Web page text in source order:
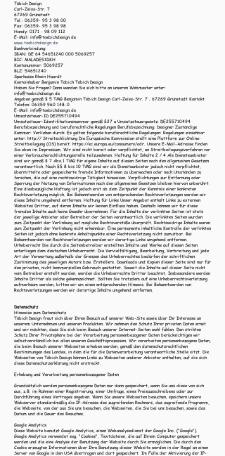
Töbich Design
Carl-Zeiss-Str. 7
67269 Grünstadt
Tel.: 06359- 95 3 98 00
Fax: 06359- 95 3 98 98
Handy: 0171 - 98 09 112
E-Mail: info@toebichdesign.de
www.toebichdesign.de
Bankverbindung:
IBAN: DE 64 54651240 000 5069257
BIC: MALADE51DKH
Kontonummer: 5069257
BLZ: 54651240
Sparkasse Rhein Haardt
Kontoinhaber Benjamin Töbich Töbich Design
Haben Sie Fragen? Dann wenden Sie sich bitte an unseren Webmaster unter:
info@toebichdesign.de
Angaben gemäß § 5 TMG Benjamin Töbich Design Carl-Zeiss-Str. 7 , 67269 Grünstadt Kontakt
Telefon: 06359 960 148-0
E-Mail: info@toebichdesign.de
Umsatzsteuer-ID DE255710494
Umsatzsteuer-Identifikationsnummer gemäß §27 a Umsatzsteuergesetz: DE255710494
Berufsbezeichnung und berufsrechtliche Regelungen Berufsbezeichnung: Designer Zuständige
Kammer: Verliehen durch: Es gelten folgende berufsrechtliche Regelungen: Regelungen einsehbar
unter: http:// Streitschlichtung Die Europäische Kommission stellt eine Plattform zur Online-
Streitbeilegung (OS) bereit: https://ec.europa.eu/consumers/odr.
Unsere E-Mail-Adresse finden
Sie oben im Impressum. Wir sind nicht bereit oder verpflichtet, an Streitbeilegungsverfahren vor
einer Verbraucherschlichtungsstelle teilzunehmen. Haftung für Inhalte 2 / 4 Als Diensteanbieter
sind wir gemäß § 7 Abs.1 TMG für eigene Inhalte auf diesen Seiten nach den allgemeinen Gesetzen
verantwortlich. Nach §§ 8 bis 10 TMG sind wir als Diensteanbieter jedoch nicht verpflichtet,
übermittelte oder gespeicherte fremde Informationen zu überwachen oder nach Umständen zu
forschen, die auf eine rechtswidrige Tätigkeit hinweisen. Verpflichtungen zur Entfernung oder
Sperrung der Nutzung von Informationen nach den allgemeinen Gesetzen bleiben hiervon unberührt.
Eine diesbezügliche Haftung ist jedoch erst ab dem Zeitpunkt der Kenntnis einer konkreten
Rechtsverletzung möglich. Bei Bekanntwerden von entsprechenden Rechtsverletzungen werden wir
diese Inhalte umgehend entfernen. Haftung für Links Unser Angebot enthält Links zu externen
Websites Dritter, auf deren Inhalte wir keinen Einfluss haben. Deshalb können wir für diese
fremden Inhalte auch keine Gewähr übernehmen. Für die Inhalte der verlinkten Seiten ist stets
der jeweilige Anbieter oder Betreiber der Seiten verantwortlich. Die verlinkten Seiten wurden
zum Zeitpunkt der Verlinkung auf mögliche Rechtsverstöße überprüft. Rechtswidrige Inhalte waren
zum Zeitpunkt der Verlinkung nicht erkennbar. Eine permanente inhaltliche Kontrolle der verlinkten
Seiten ist jedoch ohne konkrete Anhaltspunkte einer Rechtsverletzung nicht zumutbar. Bei
Bekanntwerden von Rechtsverletzungen werden wir derartige Links umgehend entfernen.
Urheberrecht Die durch die Seitenbetreiber erstellten Inhalte und Werke auf diesen Seiten
unterliegen dem deutschen Urheberrecht. Die Vervielfältigung, Bearbeitung, Verbreitung und jede
Art der Verwertung außerhalb der Grenzen des Urheberrechtes bedürfen der schriftlichen
Zustimmung des jeweiligen Autors bzw. Erstellers. Downloads und Kopien dieser Seite sind nur für
den privaten, nicht kommerziellen Gebrauch gestattet. Soweit die Inhalte auf dieser Seite nicht
vom Betreiber erstellt wurden, werden die Urheberrechte Dritter beachtet. Insbesondere werden
Inhalte Dritter als solche gekennzeichnet. Sollten Sie trotzdem auf eine Urheberrechtsverletzung
aufmerksam werden, bitten wir um einen entsprechenden Hinweis. Bei Bekanntwerden von
Rechtsverletzungen werden wir derartige Inhalte umgehend entfernen.
Datenschutz
Hinweise zum Datenschutz
Töbich Design freut sich über Ihren Besuch auf unserer Web-Site sowie über Ihr Interesse an
unserem Unternehmen und unseren Produkten. Wir nehmen den Schutz Ihrer privaten Daten ernst
und wir möchten, dass Sie sich beim Besuch unserer Internet-Seiten wohl fühlen. Den strikten
Schutz Ihrer Privatsphäre bei der Verarbeitung personenbezogener Daten berücksichtigen wir
selbstverständlich bei allen unseren Geschäftsprozessen. Wir verarbeiten personenbezogene Daten,
die beim Besuch unserer Webseiten erhoben werden, gemäß den datenschutzrechtlichen
Bestimmungen des Landes, in dem die für die Datenverarbeitung verantwortliche Stelle sitzt. Die
Webseiten von Töbich Design können Links zu Webseiten anderer Anbieter enthalten, auf die sich
diese Datenschutzerklärung nicht erstreckt.
Erhebung und Verarbeitung personenbezogener Daten
Grundsätzlich werden personenbezogene Daten nur dann gespeichert, wenn Sie uns diese von sich
aus, z.B. im Rahmen einer Registrierung, einer Umfrage, eines Preisausschreibens oder zur
Durchführung eines Vertrages angeben. Wenn Sie unsere Webseiten besuchen, speichern unsere
Webserver standardmäßig die IP-Adresse des zugreifenden Rechners, das zugreifende Programm,
die Webseite, von der aus Sie uns besuchen, die Webseiten, die Sie bei uns besuchen, sowie das
Datum und die Dauer des Besuches.
Google Analytics
Diese Website benutzt Google Analytics, einen Webanalysedienst der Google Inc. ("Google").
Google Analytics verwendet sog. "Cookies", Textdateien, die auf Ihrem Computer gespeichert
werden und die eine Analyse der Benutzung der Website durch Sie ermöglichen. Die durch den
Cookie erzeugten Informationen über Ihre Benutzung dieser Website werden in der Regel an einen
Server von Google in den USA übertragen und dort gespeichert. Im Falle der Aktivierung der IP-